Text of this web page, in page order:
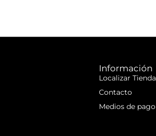
Información
Localizar Tienda
Contacto
Medios de pago